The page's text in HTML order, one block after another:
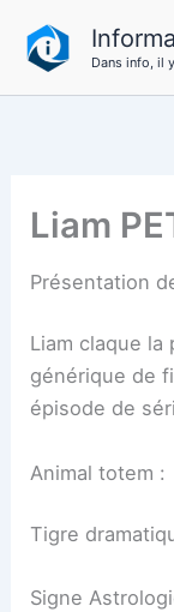
contenu
Dans info, il
Liam
Présentation
Liam claque la
générique de
épisode de
Animal totem :
Tigre
Signe